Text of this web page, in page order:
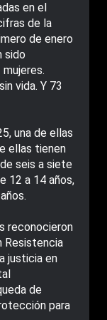
en el
de la
de enero
sido
vida. Y 73
una de ellas
ellas tienen
seis a siete
12 a 14 años,
reconocieron
Resistencia
justicia en
de
para